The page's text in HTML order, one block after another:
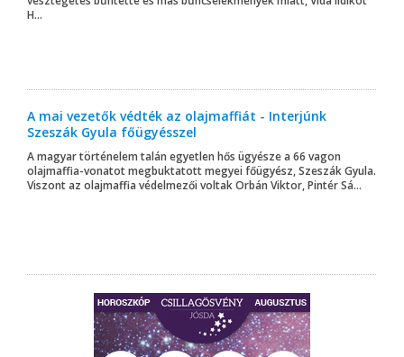
H...
A mai vezetők védték az olajmaffiát - Interjúnk
Szeszák Gyula főügyésszel
A magyar történelem talán egyetlen hős ügyésze a 66 vagon
olajmaffia-vonatot megbuktatott megyei főügyész, Szeszák Gyula.
Viszont az olajmaffia védelmezői voltak Orbán Viktor, Pintér Sá...